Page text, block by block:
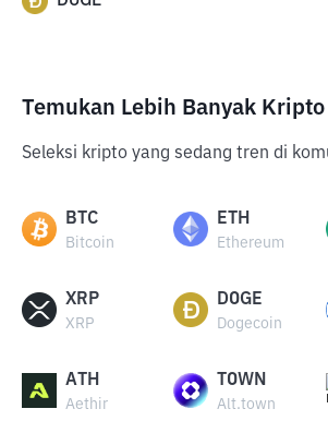
Temukan Lebih Banyak Kripto
Seleksi kripto yang sedang tren di
BTC
Bitcoin
ETH
Ethereum
XRP
XRP
DOGE
Dogecoin
ATH
Aethir
TOWN
Alt.town